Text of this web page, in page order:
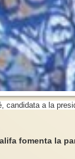
candidata a la
fomenta la